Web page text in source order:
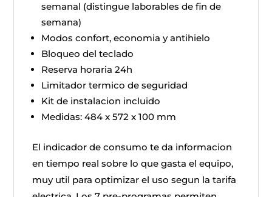
semanal (distingue laborables de fin de
semana)
Modos confort, economia y antihielo
Bloqueo del teclado
Reserva horaria 24h
Limitador termico de seguridad
Kit de instalacion incluido
Medidas: 484 x 572 x 100 mm
El indicador de consumo te da informacion
en tiempo real sobre lo que gasta el equipo,
muy util para optimizar el uso segun la tarifa